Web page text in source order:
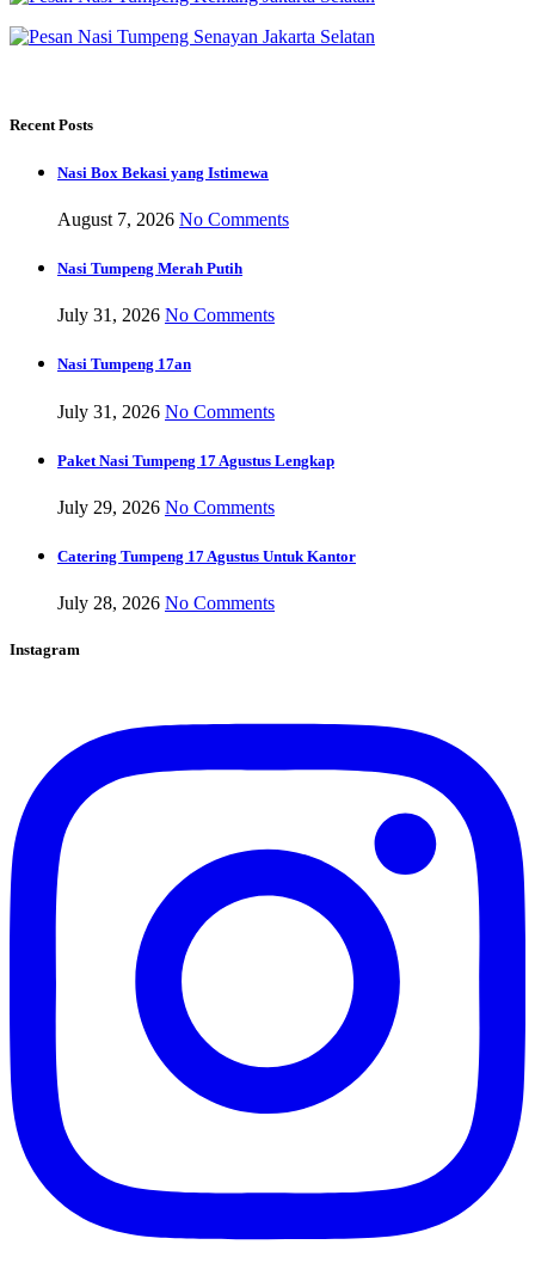
Recent Posts
Nasi Box Bekasi yang Istimewa
August 7, 2026 No Comments
Nasi Tumpeng Merah Putih
July 31, 2026 No Comments
Nasi Tumpeng 17an
July 31, 2026 No Comments
Paket Nasi Tumpeng 17 Agustus Lengkap
July 29, 2026 No Comments
Catering Tumpeng 17 Agustus Untuk Kantor
July 28, 2026 No Comments
Instagram